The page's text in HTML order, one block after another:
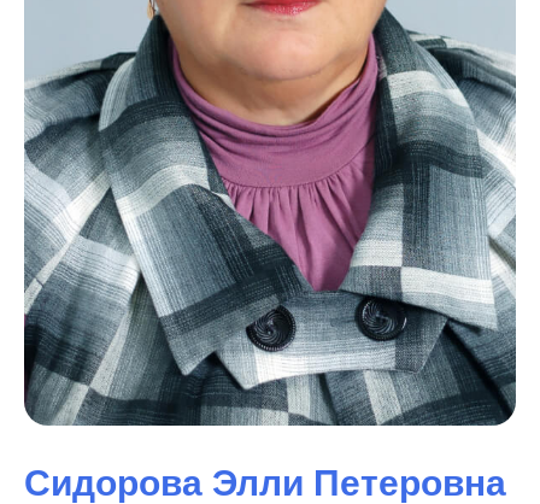
Сидорова Элли Петеровна